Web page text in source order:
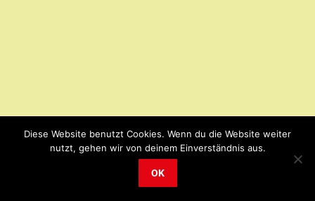
Diese Website benutzt Cookies. Wenn du die Website weiter
nutzt, gehen wir von deinem Einverständnis aus.
OK